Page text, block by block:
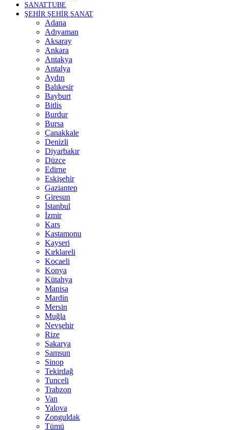
SANATTUBE
ŞEHİR ŞEHİR SANAT
Adana
Adıyaman
Aksaray
Ankara
Antakya
Antalya
Aydın
Balıkesir
Bayburt
Bitlis
Burdur
Bursa
Çanakkale
Denizli
Diyarbakır
Düzce
Edirne
Eskişehir
Gaziantep
Giresun
İstanbul
İzmir
Kars
Kastamonu
Kayseri
Kırklareli
Kocaeli
Konya
Kütahya
Manisa
Mardin
Mersin
Muğla
Nevşehir
Rize
Sakarya
Samsun
Sinop
Tekirdağ
Tunceli
Trabzon
Van
Yalova
Zonguldak
Tümü